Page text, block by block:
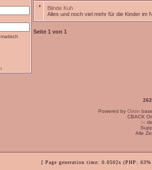
•
Blinde Kuh
Alles und noch viel mehr für die Kinder im
Seite 1 von 1
Powered by Orion
CBACK
:-:
Alle
[ Page generation time: 0.0502s (PHP: